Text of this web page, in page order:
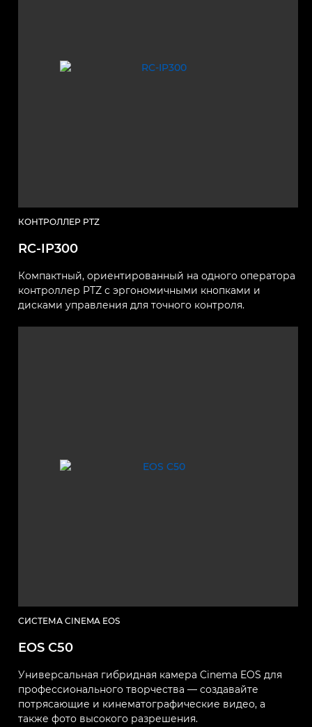
КОНТРОЛЛЕР PTZ
RC-IP300
Компактный, ориентированный на одного оператора
контроллер PTZ с эргономичными кнопками и
дисками управления для точного контроля.
СИСТЕМА CINEMA EOS
EOS C50
Универсальная гибридная камера Cinema EOS для
профессионального творчества — создавайте
потрясающие и кинематографические видео, а
также фото высокого разрешения.